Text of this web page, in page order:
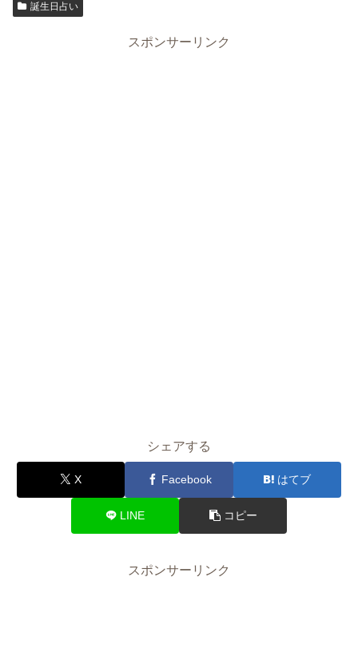
誕生日占い
スポンサーリンク
シェアする
X Facebook はてブ
LINE コピー
スポンサーリンク